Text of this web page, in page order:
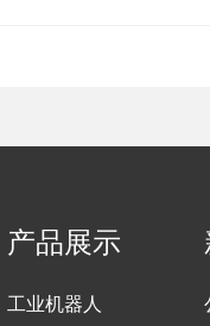
产品展示
工业机器人